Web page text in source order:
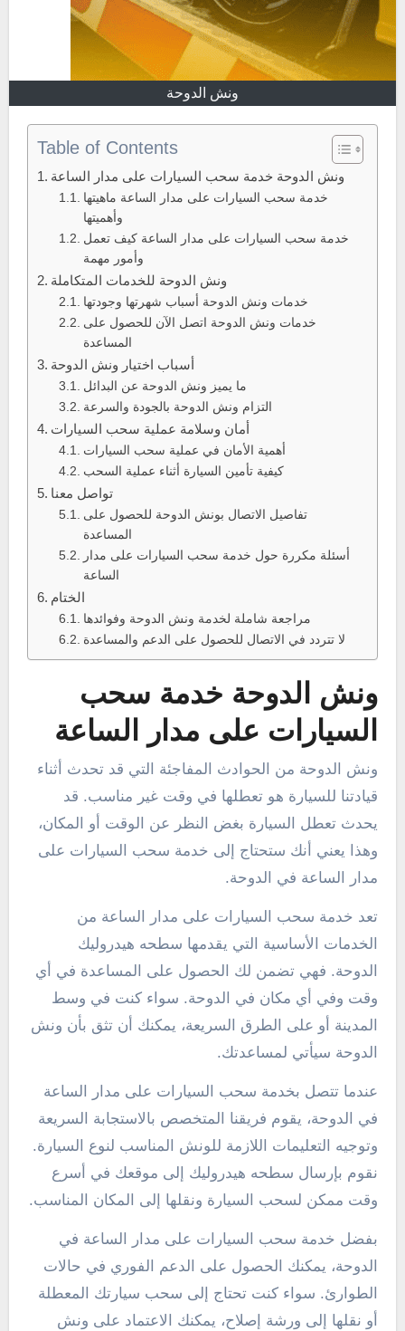
ونش الدوحة
Table of Contents
ونش الدوحة خدمة سحب السيارات على مدار الساعة
خدمة سحب السيارات على مدار الساعة ماهيتها
وأهميتها
خدمة سحب السيارات على مدار الساعة كيف تعمل
وأمور مهمة
ونش الدوحة للخدمات المتكاملة
خدمات ونش الدوحة أسباب شهرتها وجودتها
خدمات ونش الدوحة اتصل الآن للحصول على
المساعدة
أسباب اختيار ونش الدوحة
ما يميز ونش الدوحة عن البدائل
التزام ونش الدوحة بالجودة والسرعة
أمان وسلامة عملية سحب السيارات
أهمية الأمان في عملية سحب السيارات
كيفية تأمين السيارة أثناء عملية السحب
تواصل معنا
تفاصيل الاتصال بونش الدوحة للحصول على
المساعدة
أسئلة مكررة حول خدمة سحب السيارات على مدار
الساعة
الختام
مراجعة شاملة لخدمة ونش الدوحة وفوائدها
لا تتردد في الاتصال للحصول على الدعم والمساعدة
ونش الدوحة خدمة سحب
السيارات على مدار الساعة
ونش الدوحة من الحوادث المفاجئة التي قد تحدث أثناء
قيادتنا للسيارة هو تعطلها في وقت غير مناسب. قد
يحدث تعطل السيارة بغض النظر عن الوقت أو المكان،
وهذا يعني أنك ستحتاج إلى خدمة سحب السيارات على
مدار الساعة في الدوحة.
تعد خدمة سحب السيارات على مدار الساعة من
الخدمات الأساسية التي يقدمها سطحه هيدروليك
الدوحة. فهي تضمن لك الحصول على المساعدة في أي
وقت وفي أي مكان في الدوحة. سواء كنت في وسط
المدينة أو على الطرق السريعة، يمكنك أن تثق بأن ونش
الدوحة سيأتي لمساعدتك.
عندما تتصل بخدمة سحب السيارات على مدار الساعة
في الدوحة، يقوم فريقنا المتخصص بالاستجابة السريعة
وتوجيه التعليمات اللازمة للونش المناسب لنوع السيارة.
نقوم بإرسال سطحه هيدروليك إلى موقعك في أسرع
وقت ممكن لسحب السيارة ونقلها إلى المكان المناسب.
بفضل خدمة سحب السيارات على مدار الساعة في
الدوحة، يمكنك الحصول على الدعم الفوري في حالات
الطوارئ. سواء كنت تحتاج إلى سحب سيارتك المعطلة
أو نقلها إلى ورشة إصلاح، يمكنك الاعتماد على ونش